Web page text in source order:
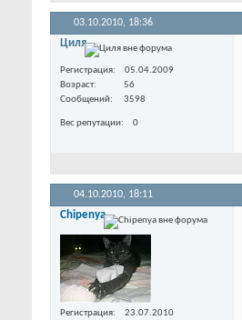
03.10.2010, 18:36
Циля
Регистрация
05.04.2009
Возраст
56
Сообщений
3598
Вес репутации 0
04.10.2010, 18:11
Chipenya
Регистрация
23.07.2010